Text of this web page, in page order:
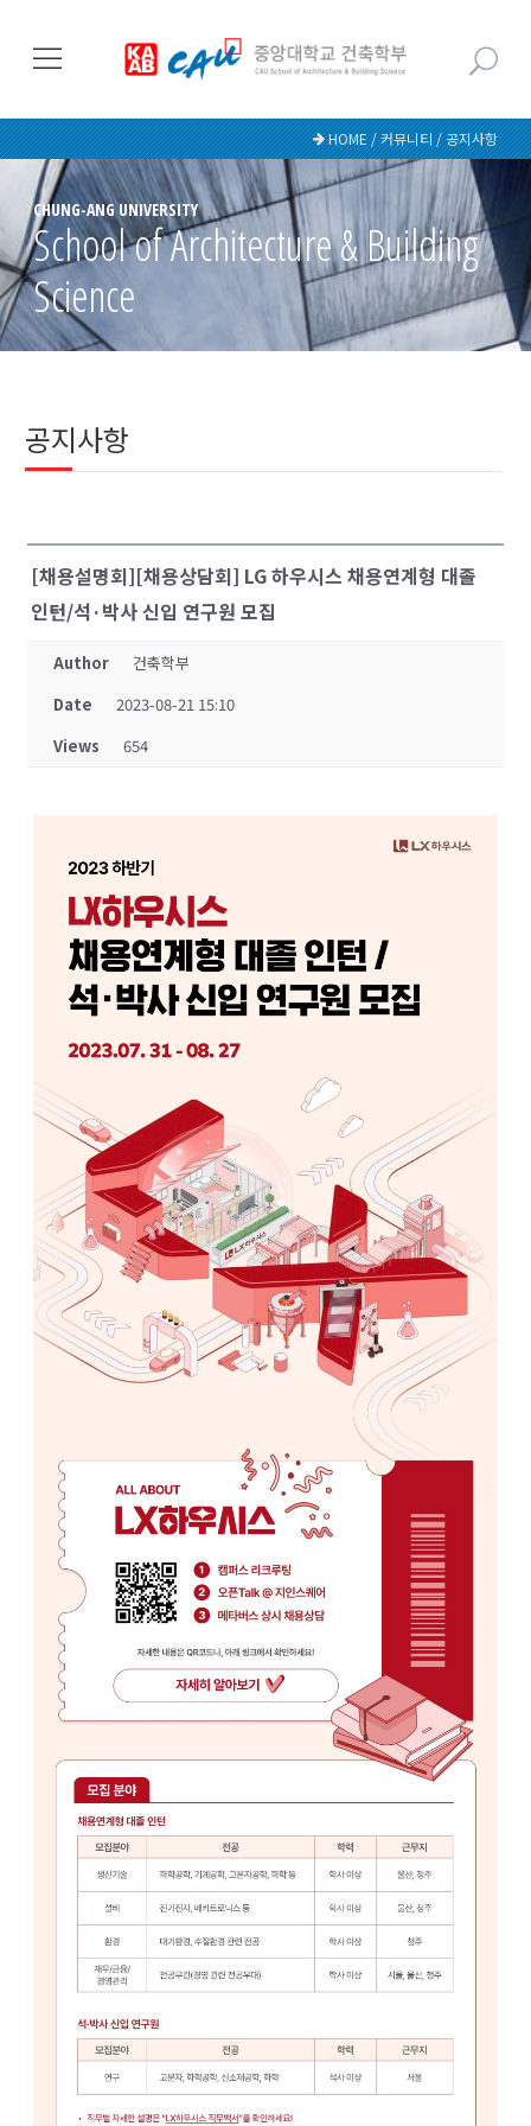
HOME / 커뮤니티 / 공지사항
CHUNG-ANG UNIVERSITY
School of Architecture & Building
Science
공지사항
[채용설명회][채용상담회] LG 하우시스 채용연계형 대졸
인턴/석·박사 신입 연구원 모집
Author
건축학부
Date
2023-08-21 15:10
Views
654